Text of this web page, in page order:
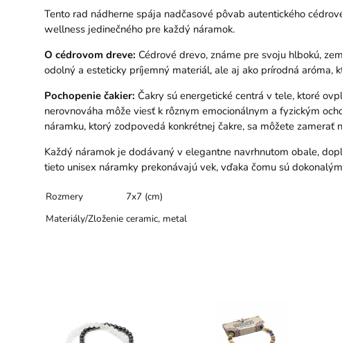
Tento rad nádherne spája nadčasové pôvab autentického
wellness jedinečného pre každý náramok.
O cédrovom dreve: Cédrové drevo, známe pre svoju hlbokú,
odolný a esteticky príjemný materiál, ale aj ako prírodná aróma,
Pochopenie čakier: Čakry sú energetické centrá v tele, ktoré
nerovnováha môže viesť k rôznym emocionálnym a fyzickým
náramku, ktorý zodpovedá konkrétnej čakre, sa môžete
Každý náramok je dodávaný v elegantne navrhnutom obale,
tieto unisex náramky prekonávajú vek, vďaka čomu sú
Rozmery
7x7 (cm)
Materiály/Zloženie ceramic, metal